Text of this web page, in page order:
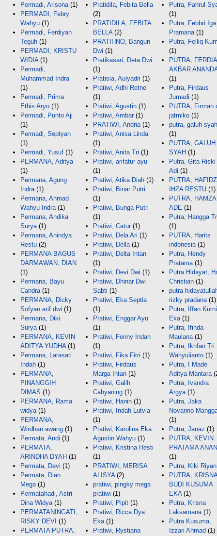
Permadi, Arisona (1)
PERMADI, Febry
Wahyu (1)
Permadi, Ferdiyan
Teguh (1)
PERMADI, KRISTU
WIDIA(1)
Permadi,
Muhammad Indra
(1)
Permadi, Prima
Ethis Aryo (1)
Permadi, Punto Aji
(1)
Permadi, Septyan
(1)
Permadi, Yusuf (1)
PERMANA, Aditya
(1)
Permana, Agung
Indra (1)
Permana, Ahmad
Wahyu Indra (1)
Permana, Andika
Surya (1)
Permana, Anindya
Restu (2)
PERMANA BAGUS
DARMAWAN, DIAN
(1)
Permana, Bayu
Candra (1)
PERMANA, Dicky
Sofyan arif dwi (1)
Permana, Diki
Surya (1)
PERMANA, KEVIN
ADITYA YUDHA(1)
Permana, Larasati
Indah (1)
PERMANA,
PINANGGIH
DIMAS (1)
PERMANA, Rama
widya (1)
PERMANA,
Wirdhan awang (1)
Permata, Andi (1)
PERMATA,
ARINDHA DYAH (1)
Permata, Devi (1)
Permata, Dian
Mega (1)
Permatahadi, Astri
Dina Widya (1)
PERMATANINGATI,
RISKY DEVI (1)
PERMATA PUTRA,
Pratidila, Febita Bella
(2)
PRATIDILA, FEBITA
BELLA(2)
PRATIHNO, Bangun
Dwi (1)
Pratikasari, Deta Dwi
(1)
Pratisia, Aulyadri (1)
Pratiwi, Adhi Retno
(1)
Pratiwi, Agustin (1)
Pratiwi, Ambar(1)
PRATIWI, Andria (1)
Pratiwi, Anisa Linda
(1)
Pratiwi, Anita Tri (1)
Pratiwi, arifatur ayu
(1)
Pratiwi, Atika Diah (1)
Pratiwi, Binar Putri
(1)
Pratiwi, Bunga Putri
(1)
Pratiwi, Catur(1)
Pratiwi, Dela Ari (1)
Pratiwi, Della (1)
Pratiwi, Delta Intan
(1)
Pratiwi, Devi Dwi (1)
Pratiwi, Dhinar Dwi
Sabti (1)
Pratiwi, Eka Septia
(1)
Pratiwi, Enggar Ayu
(1)
Pratiwi, Fenny Indah
(1)
Pratiwi, Fika Fitri (1)
Pratiwi, Firdaus
Marga Intan (1)
Pratiwi, Galih
Cahyaning (1)
Pratiwi, Hanin (1)
Pratiwi, Indah Lutvia
(1)
Pratiwi, Karolina Eka
Agustin Wahyu (1)
Pratiwi, Kristina Hesti
(1)
PRATIWI, MERISA
ALISYA(2)
pratiwi, pingky mega
pratiwi (1)
Pratiwi, Pipit (1)
Pratiwi, Ricca Dya
Eka (1)
Pratiwi, Rystiana
Putra, Fahrul
(1)
Putra, Febbri Iga
Pramana (1)
Putra, Felliq
(1)
PUTRA,
AKBAR
(1)
Putra, Firdaus
Jumadi (1)
PUTRA, Firman
jatmiko (1)
putra, galuh syah
(1)
PUTRA, GALUH
SYAH (1)
Putra, Gita Riski
Adi (1)
PUTRA, HAFIDZ
IHZA RESTU (1)
PUTRA,
ADE (1)
Putra, Hangga
(1)
PUTRA, Harits
indonesia (1)
Putra, Hendy
Pratama (1)
Putra Hidayat,
Christian (1)
putra
rizky pradana (1)
Putra, Iffan
Eka (1)
Putra, Ifinda
Maulana (1)
Putra, Ikhfan Tri
Wahyulianto (1)
Putra, I Made
Aditya Mantara
Putra, Ivandra
Argya (1)
Putra, Jaka
Novarino
(1)
Putra, Janaz (1)
PUTRA, KEVIN
PRATAMA
(1)
Putra, Kiki Riyan
PUTRA, KRISNA
BUDI KUSUMA
EKA(1)
Putra, Krisna
Laksamana (1)
Putra Kusuma,
Izzari Ahmad (1)